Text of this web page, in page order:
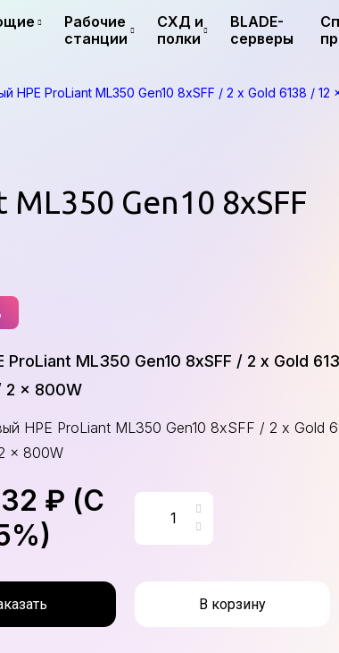
Рабочие
станции
СХД и
полки
BLADE-
серверы
HPE ProLiant ML350 Gen10 8xSFF / 2 x Gold 6138 /
Gen10 8xSFF
ProLiant ML350 Gen10 8xSFF / 2 x Gold
2 x 800W
HPE ProLiant ML350 Gen10 8xSFF / 2 x Gold
x 800W
₽ (С
В корзину